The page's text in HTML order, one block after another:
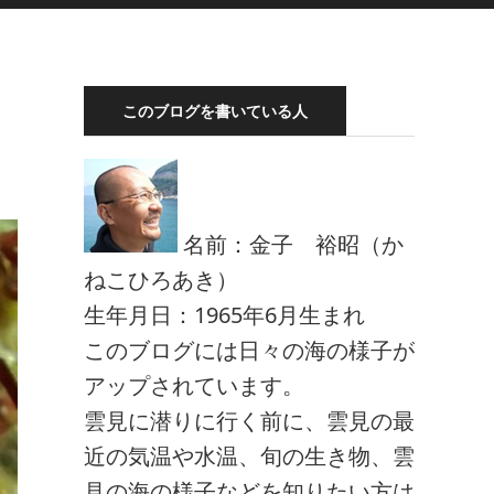
このブログを書いている人
名前：金子 裕昭（か
ねこひろあき）
生年月日：1965年6月生まれ
このブログには日々の海の様子が
アップされています。
雲見に潜りに行く前に、雲見の最
近の気温や水温、旬の生き物、雲